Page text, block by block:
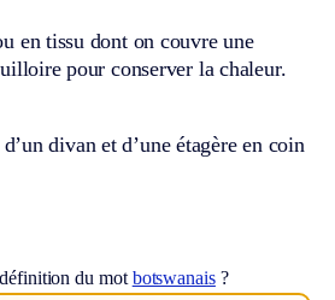
en tissu dont on couvre une
pour conserver la chaleur.
divan et d’une étagère en coin
du mot botswanais?